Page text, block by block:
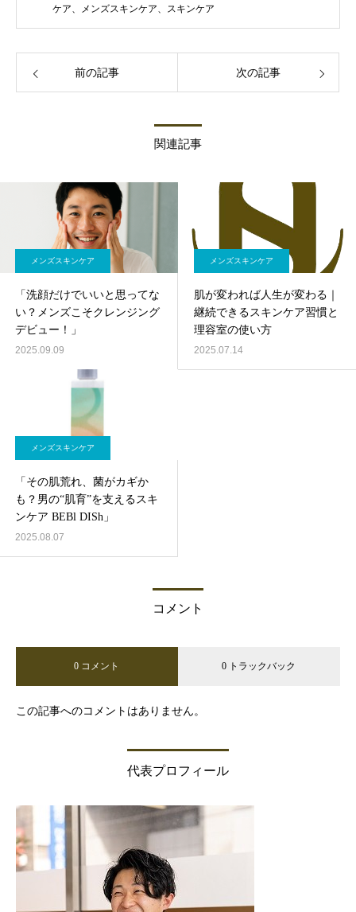
ケア、メンズスキンケア、スキンケア
前の記事 次の記事
関連記事
メンズスキンケア
「洗顔だけでいいと思ってな
い？メンズこそクレンジング
デビュー！」
2025.09.09
メンズスキンケア
肌が変われば人生が変わる｜
継続できるスキンケア習慣と
理容室の使い方
2025.07.14
メンズスキンケア
「その肌荒れ、菌がカギか
も？男の“肌育”を支えるスキ
ンケア BEBl DISh」
2025.08.07
コメント
0 コメント 0 トラックバック
この記事へのコメントはありません。
代表プロフィール